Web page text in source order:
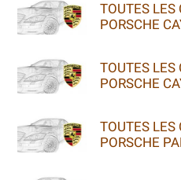
TOUTES LES
PORSCHE
TOUTES LES
PORSCHE
TOUTES LES
PORSCHE